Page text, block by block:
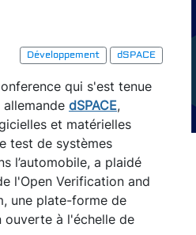
Développement
dSPACE
qui s'est tenue
dSPACE,
et matérielles
test de systèmes
l’automobile, a plaidé
l'Open Verification and
une plate-forme de
à l'échelle de